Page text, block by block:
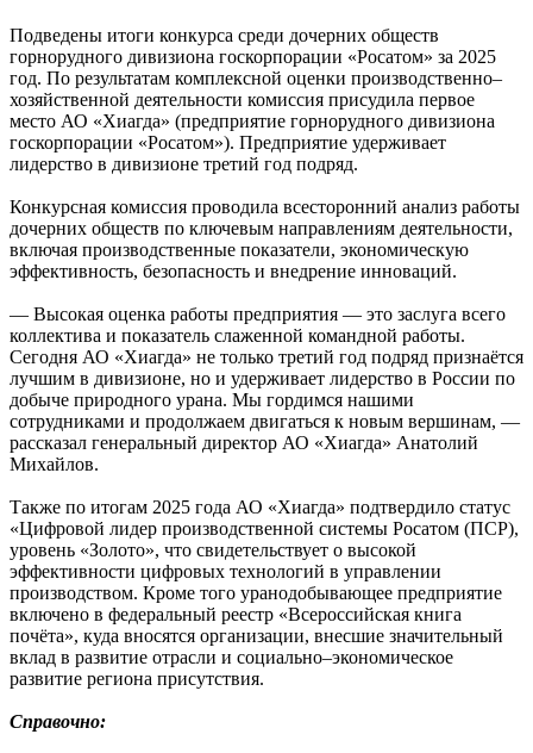
Подведены итоги конкурса среди дочерних обществ
горнорудного дивизиона госкорпорации «Росатом» за 2025
год. По результатам комплексной оценки производственно–
хозяйственной деятельности комиссия присудила первое
место АО «Хиагда» (предприятие горнорудного дивизиона
госкорпорации «Росатом»). Предприятие удерживает
лидерство в дивизионе третий год подряд.
Конкурсная комиссия проводила всесторонний анализ работы
дочерних обществ по ключевым направлениям деятельности,
включая производственные показатели, экономическую
эффективность, безопасность и внедрение инноваций.
— Высокая оценка работы предприятия — это заслуга всего
коллектива и показатель слаженной командной работы.
Сегодня АО «Хиагда» не только третий год подряд признаётся
лучшим в дивизионе, но и удерживает лидерство в России по
добыче природного урана. Мы гордимся нашими
сотрудниками и продолжаем двигаться к новым вершинам, —
рассказал генеральный директор АО «Хиагда» Анатолий
Михайлов.
Также по итогам 2025 года АО «Хиагда» подтвердило статус
«Цифровой лидер производственной системы Росатом (ПСР),
уровень «Золото», что свидетельствует о высокой
эффективности цифровых технологий в управлении
производством. Кроме того уранодобывающее предприятие
включено в федеральный реестр «Всероссийская книга
почёта», куда вносятся организации, внесшие значительный
вклад в развитие отрасли и социально–экономическое
развитие региона присутствия.
Справочно: